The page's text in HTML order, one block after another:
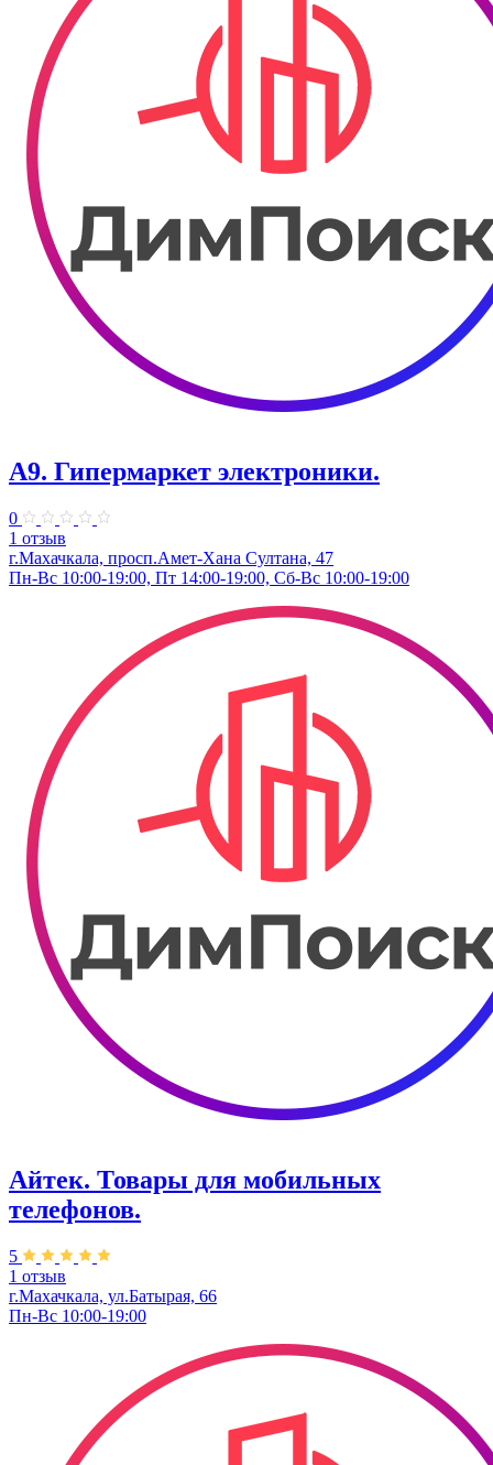
А9. Гипермаркет электроники.
0
1 отзыв
г.Махачкала, просп.Амет-Хана Султана, 47
Пн-Вс 10:00-19:00, Пт 14:00-19:00, Сб-Вс 10:00-19:00
Айтек. Товары для мобильных
телефонов.
5
1 отзыв
г.Махачкала, ул.Батырая, 66
Пн-Вс 10:00-19:00